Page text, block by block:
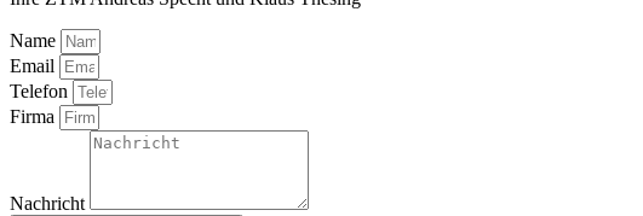
Name
Email
Telefon
Firma
Nachricht